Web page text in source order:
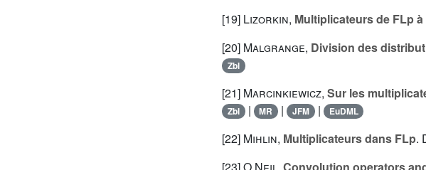
[19] Lizorkin, Multiplicateurs de FLp à
[20] Malgrange, Division des
Zbl
[21] Marcinkiewicz, Sur les
Zbl | MR | JFM | EuDML
[22] Mihlin, Multiplicateurs dans FLp.